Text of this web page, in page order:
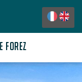
FOREZ